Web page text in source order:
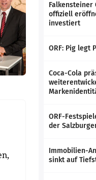
Falkensteiner
offiziell
investiert
ORF: Pig legt
Coca-Cola
ORF-
der
Immobilien-
sinkt auf